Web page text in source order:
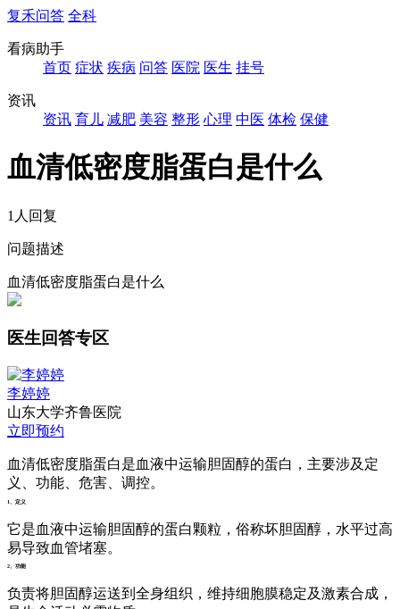
复禾问答 全科
看病助手
首页 症状 疾病 问答 医院 医生 挂号
资讯
资讯 育儿 减肥 美容 整形 心理 中医 体检 保健
血清低密度脂蛋白是什么
1人回复
问题描述
血清低密度脂蛋白是什么
医生回答专区
李婷婷
山东大学齐鲁医院
立即预约
血清低密度脂蛋白是血液中运输胆固醇的蛋白，主要涉及定
义、功能、危害、调控。
1、定义
它是血液中运输胆固醇的蛋白颗粒，俗称坏胆固醇，水平过高
易导致血管堵塞。
2、功能
负责将胆固醇运送到全身组织，维持细胞膜稳定及激素合成，